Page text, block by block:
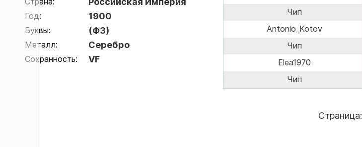
Год: 1900
Буквы: (ФЗ)
Металл: Серебро
Сохранность: VF
Чип
Antonio_Kotov
Чип
Elea1970
Чип
Страница: